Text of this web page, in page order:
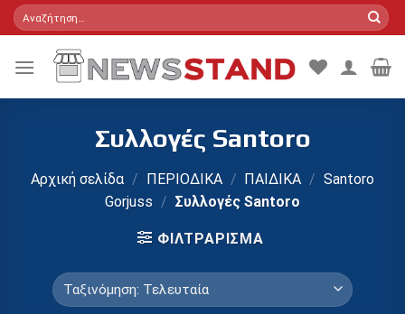
Skip
to
Αναζήτηση
για:
Συλλογές Santoro
Αρχική σελίδα / ΠΕΡΙΟΔΙΚΑ / ΠΑΙΔΙΚΑ / Santoro
Gorjuss / Συλλογές Santoro
ΦΙΛΤΡΆΡΙΣΜΑ